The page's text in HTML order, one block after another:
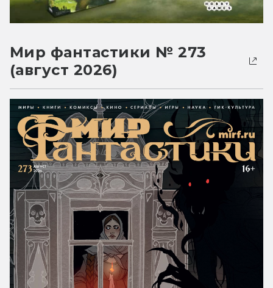
Мир фантастики № 273
(август 2026)